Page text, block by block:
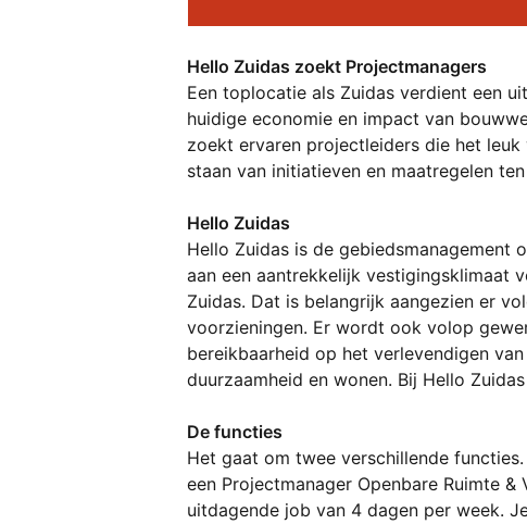
Hello Zuidas zoekt Projectmanagers
Een toplocatie als Zuidas verdient een
huidige economie en impact van
zoekt ervaren projectleiders die het
staan van initiatieven en maatregelen
Hello Zuidas
Hello Zuidas is de gebiedsmanagement
aan een aantrekkelijk vestigingsklimaat
Zuidas. Dat is belangrijk aangezien er
voorzieningen. Er wordt ook volop
bereikbaarheid op het verlevendigen
duurzaamheid en wonen. Bij Hello
De functies
Het gaat om twee verschillende
een Projectmanager Openbare Ruimte
uitdagende job van 4 dagen per week.